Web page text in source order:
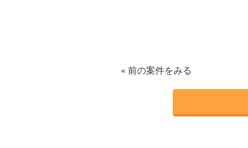
« 前の案件をみる